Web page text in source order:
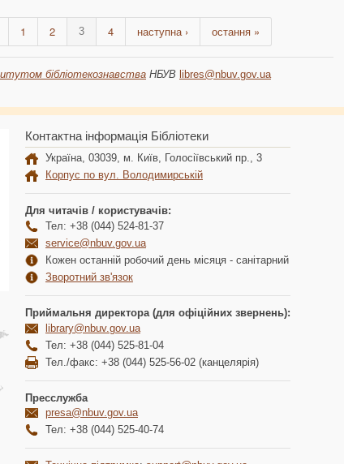
1 2 3 4 наступна › остання »
бібліотекознавства НБУВ libres@nbuv.gov.ua
Контактна інформація Бібліотеки
Україна, 03039, м. Київ, Голосіївський пр., 3
Корпус по вул. Володимирській
Для читачів / користувачів:
Тел: +38 (044) 524-81-37
service@nbuv.gov.ua
Кожен останній робочий день місяця - санітарний
Зворотний зв'язок
Приймальня директора (для офіційних звернень):
library@nbuv.gov.ua
Тел: +38 (044) 525-81-04
Тел./факс: +38 (044) 525-56-02 (канцелярія)
Пресслужба
presa@nbuv.gov.ua
Тел: +38 (044) 525-40-74